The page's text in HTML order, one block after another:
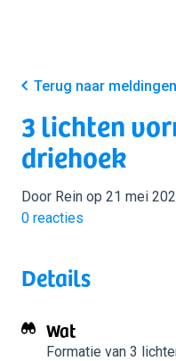
Terug naar meldingen
3 lichten
driehoek
Door Rein op 21 mei
0 reacties
Details
Wat
Formatie van 3